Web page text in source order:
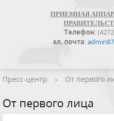
ПРИЕМНАЯ
Телефон:
эл. почта:
Пресс-центр › От первого
От первого лица